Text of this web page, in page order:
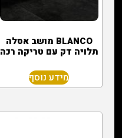
BLANCO מושב אסלה
תלויה דק עם טריקה רכה
מידע נוסף